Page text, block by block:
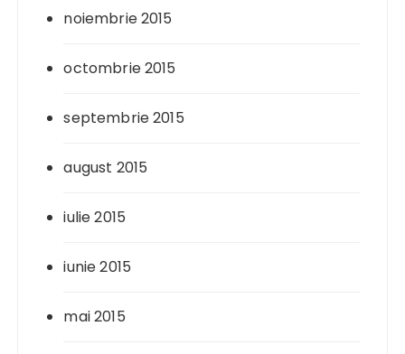
noiembrie 2015
octombrie 2015
septembrie 2015
august 2015
iulie 2015
iunie 2015
mai 2015